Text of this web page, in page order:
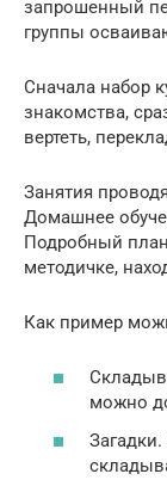
запрошенный
группы
Сначала набор
знакомства,
вертеть,
Занятия
Домашнее
Подробный
методичке,
Как пример
можно
Загадки.